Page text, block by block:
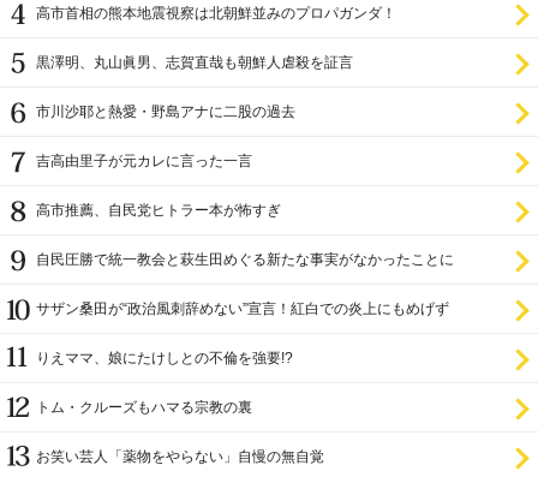
高市首相の熊本地震視察は北朝鮮並みのプロパガンダ！
黒澤明、丸山眞男、志賀直哉も朝鮮人虐殺を証言
市川沙耶と熱愛・野島アナに二股の過去
吉高由里子が元カレに言った一言
高市推薦、自民党ヒトラー本が怖すぎ
自民圧勝で統一教会と萩生田めぐる新たな事実がなかったことに
サザン桑田が“政治風刺辞めない”宣言！紅白での炎上にもめげず
りえママ、娘にたけしとの不倫を強要!?
トム・クルーズもハマる宗教の裏
お笑い芸人「薬物をやらない」自慢の無自覚